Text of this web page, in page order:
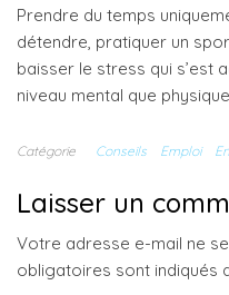
Prendre du temps
détendre, pratiquer un
baisser le stress qui s’est
niveau mental que
Catégorie Conseils Emploi
Laisser un
Votre adresse e-mail ne
obligatoires sont indiqués